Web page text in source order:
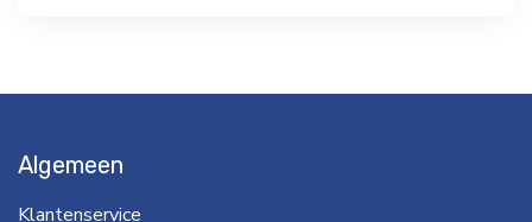
Algemeen
Klantenservice